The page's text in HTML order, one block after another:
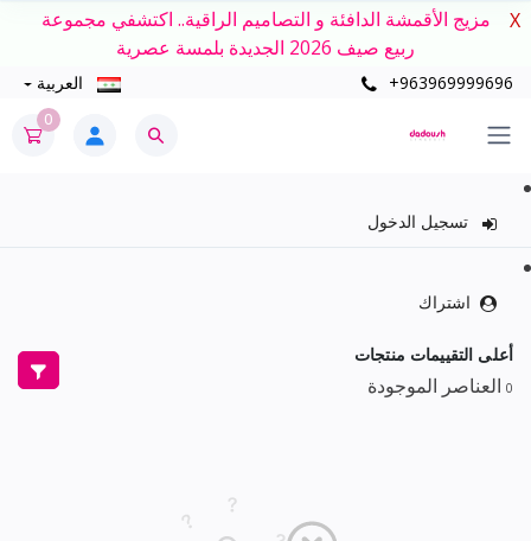
مزيج الأقمشة الدافئة و التصاميم الراقية.. اكتشفي مجموعة
ربيع صيف 2026 الجديدة بلمسة عصرية
X
+963969999696 العربية
0
تسجيل الدخول
اشتراك
أعلى التقييمات منتجات
0 العناصر الموجودة